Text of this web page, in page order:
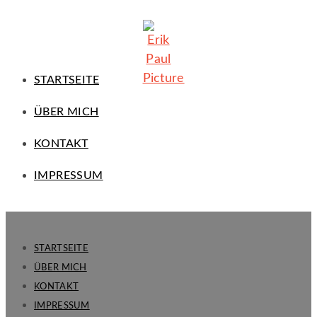
STARTSEITE
ÜBER MICH
KONTAKT
IMPRESSUM
STARTSEITE
ÜBER MICH
KONTAKT
IMPRESSUM